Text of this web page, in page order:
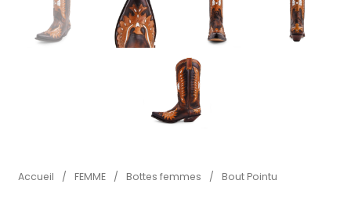
Accueil / FEMME / Bottes femmes / Bout Pointu